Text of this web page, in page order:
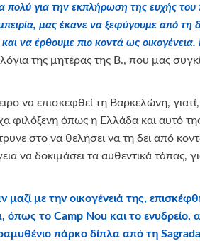
πολύ για την εκπλήρωση της ευχής του
μας έκανε να ξεφύγουμε από τη
να έρθουμε πιο κοντά ως οικογένεια.
της μητέρας της Β., που μας
να επισκεφθεί τη Βαρκελώνη,
φιλόξενη όπως η Ελλάδα και αυτό
στο να θελήσει να τη δει από
να δοκιμάσει τα αυθεντικά τάπας,
μαζί με την οικογένειά της,
όπως το Camp Nou και το ενυδρείο,
πάρκο δίπλα από τη Sagrada